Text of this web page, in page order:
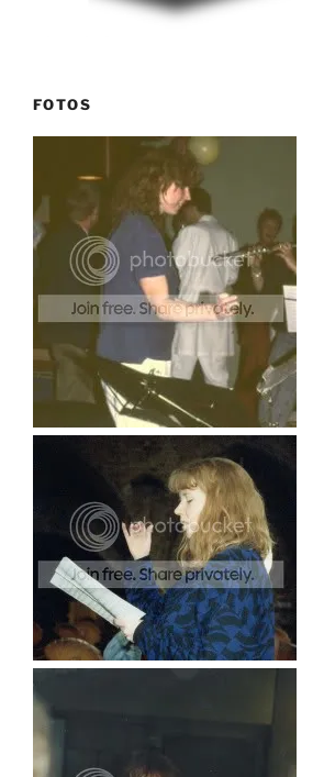
FOTOS